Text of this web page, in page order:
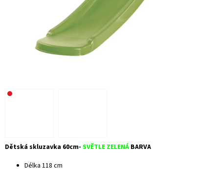
Dětská skluzavka 60cm- SVĚTLE ZELENÁ BARVA
Délka 118 cm